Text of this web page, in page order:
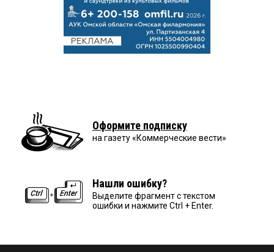
Оформите подписку
на газету «Коммерческие вести»
Нашли ошибку?
Выделите фрагмент с текстом
ошибки и нажмите Ctrl + Enter.